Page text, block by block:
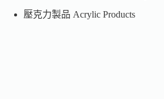
壓克力製品 Acrylic Products